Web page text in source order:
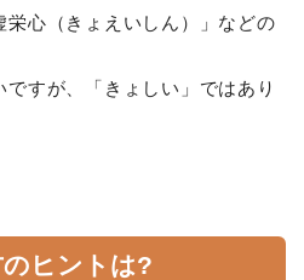
栄心（きょえいしん）」などの
ですが、「きょしい」ではあり
のヒントは?